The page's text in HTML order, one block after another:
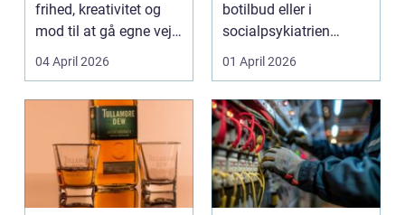
frihed, kreativitet og
mod til at gå egne veje.
Den samme ånd ...
04 April 2026
botilbud eller i
socialpsykiatrien
pludselig ændrer sig,
kan...
01 April 2026